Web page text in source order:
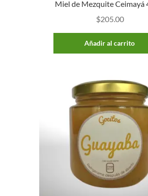
Miel de Mezquite Ceimayá
$205.00
Añadir al carrito